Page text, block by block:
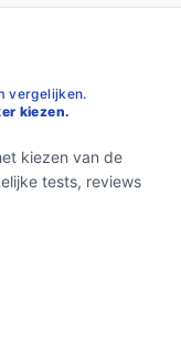
vergelijken.
kiezen.
kiezen van de
tests, reviews